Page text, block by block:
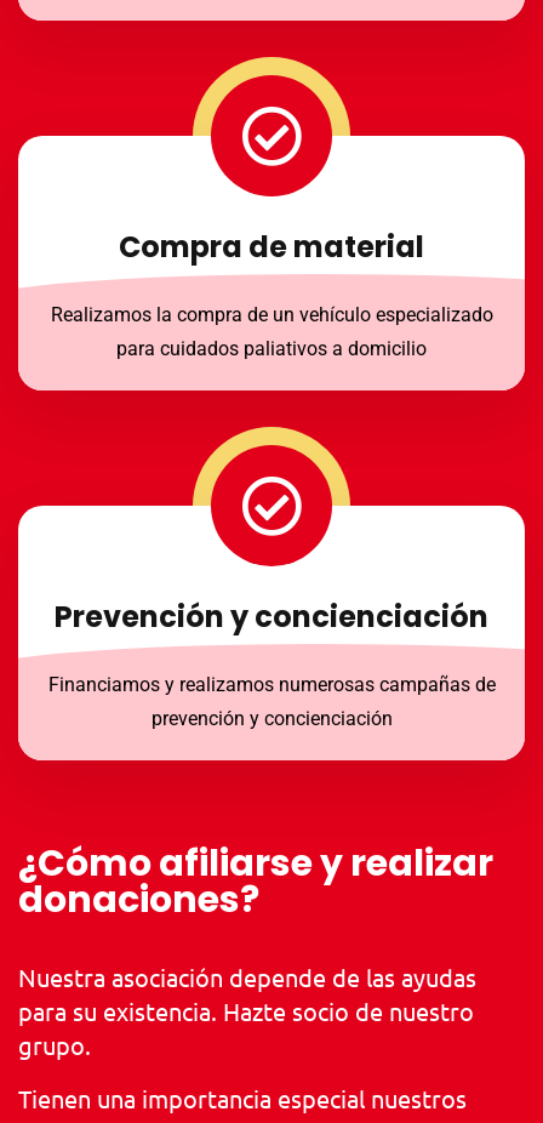
Compra de material
Realizamos la compra de un vehículo especializado
para cuidados paliativos a domicilio
Prevención y concienciación
Financiamos y realizamos numerosas campañas de
prevención y concienciación
¿Cómo afiliarse y realizar
donaciones?
Nuestra asociación depende de las ayudas
para su existencia. Hazte socio de nuestro
grupo.
Tienen una importancia especial nuestros